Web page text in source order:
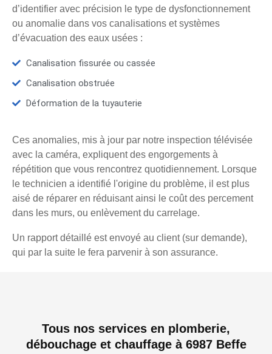
d’identifier avec précision le type de dysfonctionnement
ou anomalie dans vos canalisations et systèmes
d’évacuation des eaux usées :
Canalisation fissurée ou cassée
Canalisation obstruée
Déformation de la tuyauterie
Ces anomalies, mis à jour par notre inspection télévisée
avec la caméra, expliquent des engorgements à
répétition que vous rencontrez quotidiennement. Lorsque
le technicien a identifié l'origine du problème, il est plus
aisé de réparer en réduisant ainsi le coût des percement
dans les murs, ou enlèvement du carrelage.
Un rapport détaillé est envoyé au client (sur demande),
qui par la suite le fera parvenir à son assurance.
Tous nos services en plomberie,
débouchage et chauffage à 6987 Beffe